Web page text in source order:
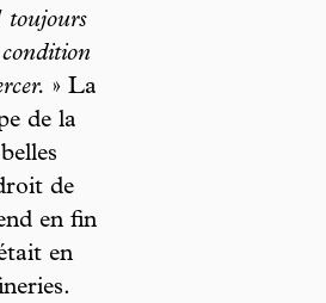
toujours
» La
de la
de
en fin
en